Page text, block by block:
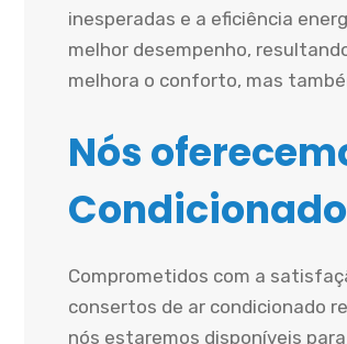
inesperadas e a eficiência
melhor desempenho,
melhora o conforto, mas
Nós
Condicionado
Comprometidos com a
consertos de ar condicionado
nós estaremos disponíveis